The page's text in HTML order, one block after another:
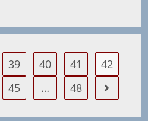
39 40 41
42
45 … 48 Aller à la